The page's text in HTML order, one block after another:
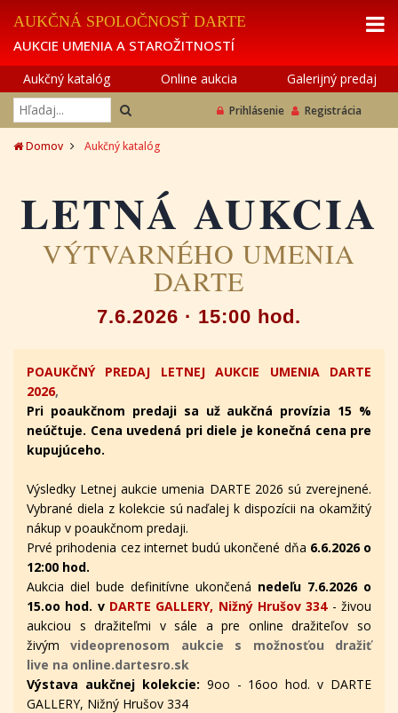
AUKČNÁ SPOLOČNOSŤ DARTE
AUKCIE UMENIA A STAROŽITNOSTÍ
Aukčný katalóg Online aukcia Galerijný predaj
Prihlásenie Registrácia
Domov Aukčný katalóg
LETNÁ AUKCIA
VÝTVARNÉHO UMENIA
DARTE
7.6.2026 · 15:00 hod.
POAUKČNÝ PREDAJ LETNEJ AUKCIE UMENIA DARTE
2026,
Pri poaukčnom predaji sa už aukčná provízia 15 %
neúčtuje. Cena uvedená pri diele je konečná cena pre
kupujúceho.
Výsledky Letnej aukcie umenia DARTE 2026 sú zverejnené.
Vybrané diela z kolekcie sú naďalej k dispozícii na okamžitý
nákup v poaukčnom predaji.
Prvé prihodenia cez internet budú ukončené dňa 6.6.2026 o
12:00 hod.
Aukcia diel bude definitívne ukončená nedeľu 7.6.2026 o
15.oo hod. v DARTE GALLERY, Nižný Hrušov 334 - živou
aukciou s dražiteľmi v sále a pre online dražiteľov so
živým videoprenosom aukcie s možnosťou dražiť
live na online.dartesro.sk
Výstava aukčnej kolekcie: 9oo - 16oo hod. v DARTE
GALLERY, Nižný Hrušov 334